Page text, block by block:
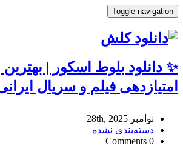
Toggle navigation
✨ دانلود بلوط اسکور | بهترین
امتیازدهی فیلم و سریال
نوامبر 28th, 2025
دسته‌بندی نشده
0 Comments